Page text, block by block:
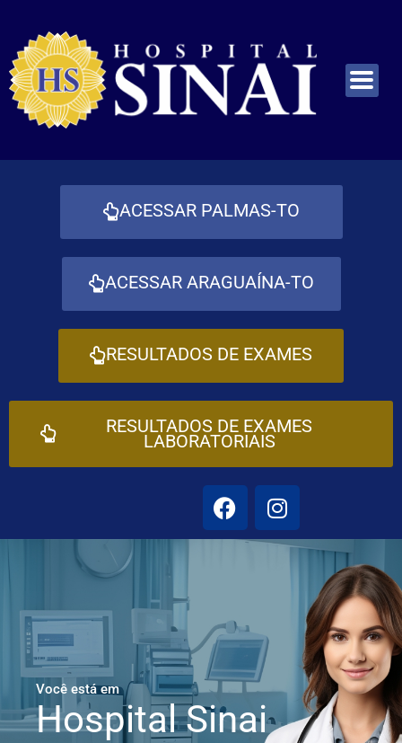
ACESSAR PALMAS-TO
ACESSAR ARAGUAÍNA-TO
RESULTADOS DE EXAMES
RESULTADOS DE EXAMES
LABORATORIAIS
Você está em
Hospital Sinai